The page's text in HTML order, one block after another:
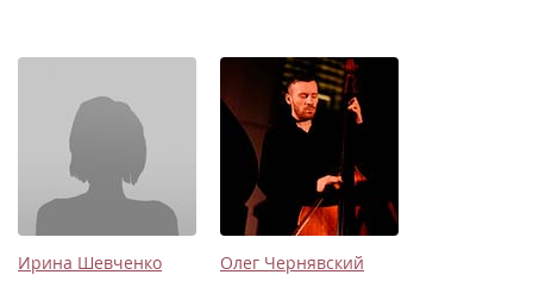
Ирина Шевченко Олег Чернявский